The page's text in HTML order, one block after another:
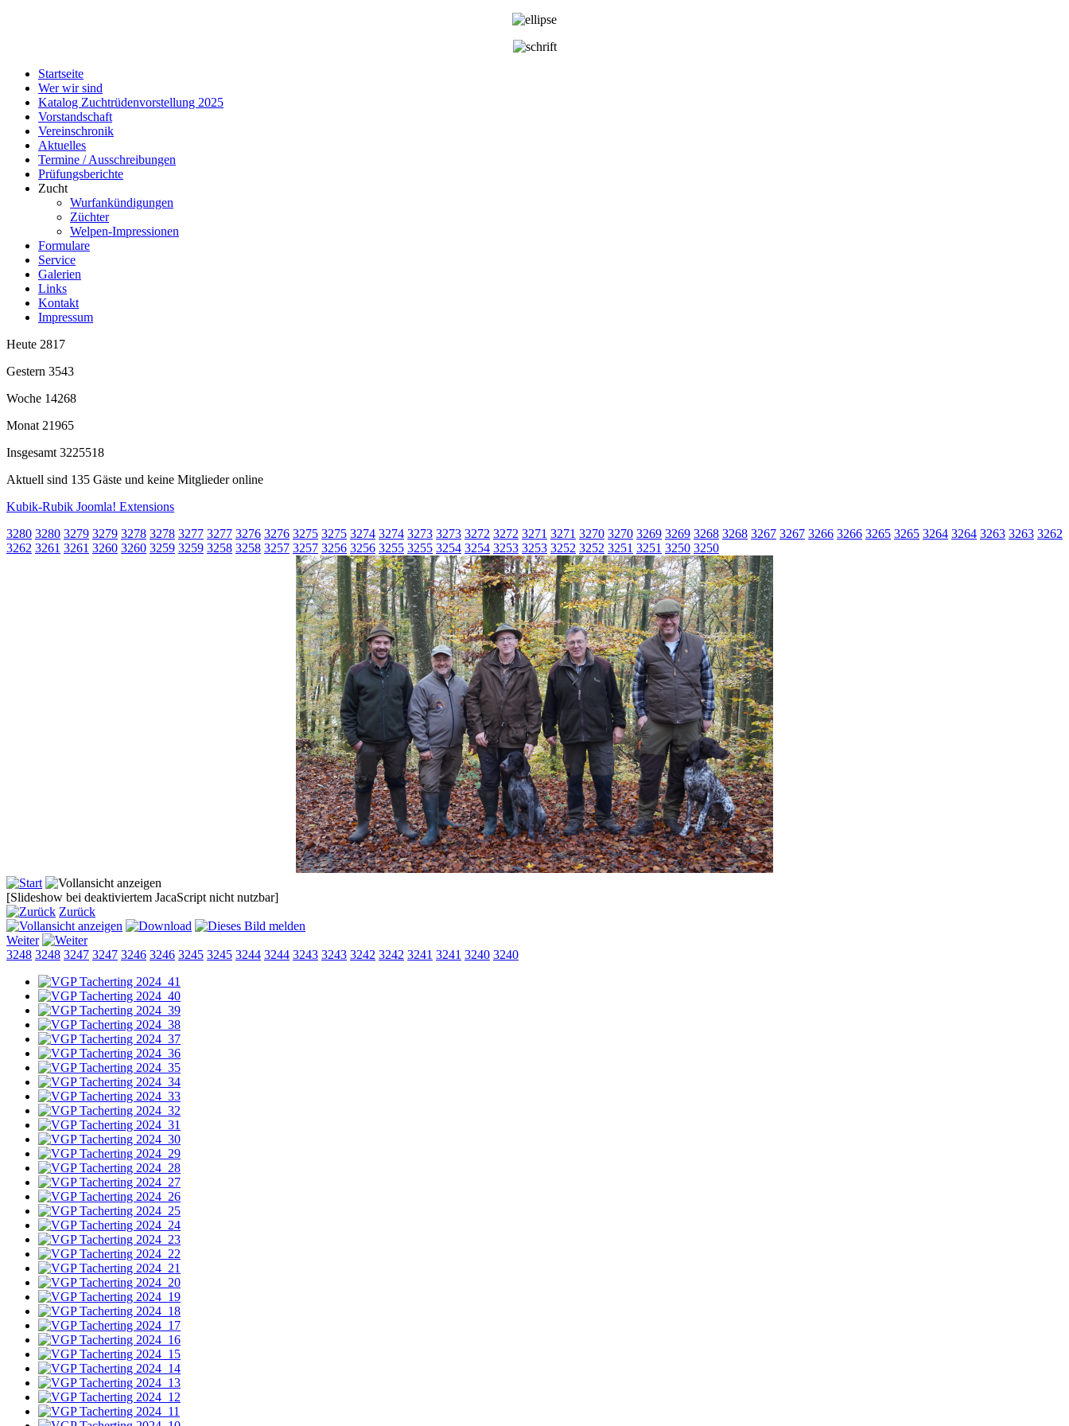
Startseite
Wer wir sind
Katalog Zuchtrüdenvorstellung 2025
Vorstandschaft
Vereinschronik
Aktuelles
Termine / Ausschreibungen
Prüfungsberichte
Zucht
Wurfankündigungen
Züchter
Welpen-Impressionen
Formulare
Service
Galerien
Links
Kontakt
Impressum
Heute 2817
Gestern 3543
Woche 14268
Monat 21965
Insgesamt 3225518
Aktuell sind 135 Gäste und keine Mitglieder online
Kubik-Rubik Joomla! Extensions
3280 3280 3279 3279 3278 3278 3277 3277 3276 3276 3275 3275 3274 3274 3273 3273 3272 3272 3271 3271 3270 3270 3269 3269 3268 3268 3267 3267 3266 3266 3265 3265 3264 3264 3263 3263 3262
3262 3261 3261 3260 3260 3259 3259 3258 3258 3257 3257 3256 3256 3255 3255 3254 3254 3253 3253 3252 3252 3251 3251 3250 3250
[Slideshow bei deaktiviertem JacaScript nicht nutzbar]
Zurück
Weiter
3248 3248 3247 3247 3246 3246 3245 3245 3244 3244 3243 3243 3242 3242 3241 3241 3240 3240